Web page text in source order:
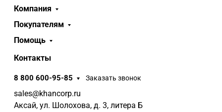
Компания
Покупателям
Помощь
Контакты
8 800 600-95-85 Заказать звонок
sales@khancorp.ru
Аксай, ул. Шолохова, д. 3, литера Б